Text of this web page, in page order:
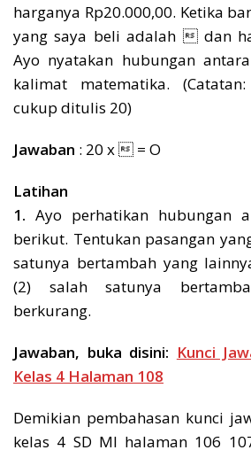
harganya Rp20.000,00. Ketika
yang saya beli adalah  dan
Ayo nyatakan hubungan
kalimat matematika.
cukup ditulis 20)
Jawaban : 20 x  = Ο
Latihan
1. Ayo perhatikan hubungan
berikut. Tentukan pasangan
satunya bertambah yang
(2) salah satunya
berkurang.
Jawaban, buka disini: Kunci
Kelas 4 Halaman 108
Demikian pembahasan kunci
kelas 4 SD MI halaman 106